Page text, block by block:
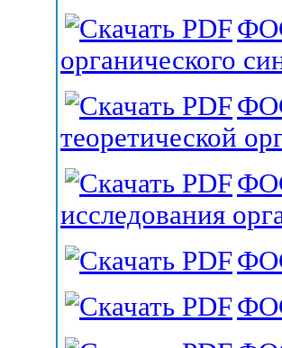
органического
теоретической
исследования